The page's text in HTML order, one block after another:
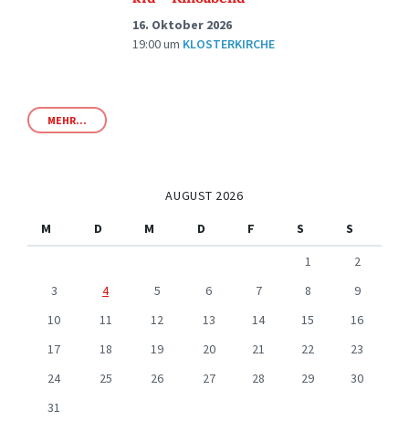
16. Oktober 2026
19:00um KLOSTERKIRCHE
MEHR...
AUGUST 2026
M
D M D F S
S
1
2
3
4 5 6 7 8
9
10
11 12 13 14 15
16
17
18 19 20 21 22
23
24
25 26 27 28 29
30
31